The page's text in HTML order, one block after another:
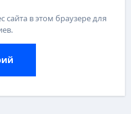
в этом браузере для